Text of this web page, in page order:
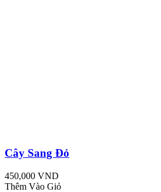
Cây Sang Đỏ
450,000 VND
Thêm Vào Giỏ